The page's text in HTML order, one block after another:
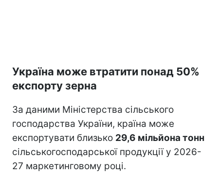
Україна може втратити понад 50%
експорту зерна
За даними Міністерства сільського
господарства України, країна може
експортувати близько 29,6 мільйона тонн
сільськогосподарської продукції у 2026-
27 маркетинговому році.